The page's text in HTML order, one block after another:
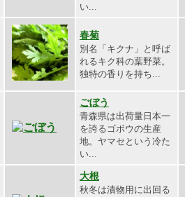
い...
春菊
別名「キクナ」と呼ば
れるキク科の葉野菜。
独特の香りを持ち...
ごぼう
青森県は出荷量日本一
を誇るゴボウの生産
地。ヤマセという冷た
い...
大根
秋冬は漬物用に出回る